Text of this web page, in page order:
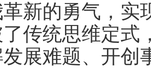
革新的勇气，实
传统思维定式
展难题、开创